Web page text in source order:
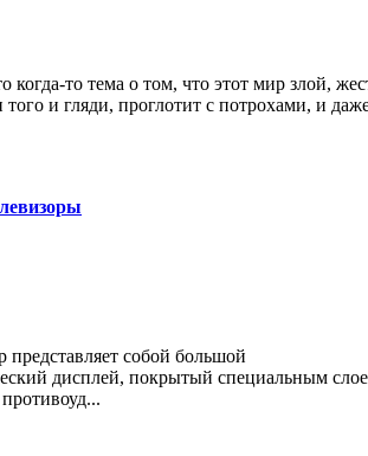
когда-то тема о том, что этот мир злой,
и гляди, проглотит с потрохами, и
представляет собой большой
дисплей, покрытый специальным